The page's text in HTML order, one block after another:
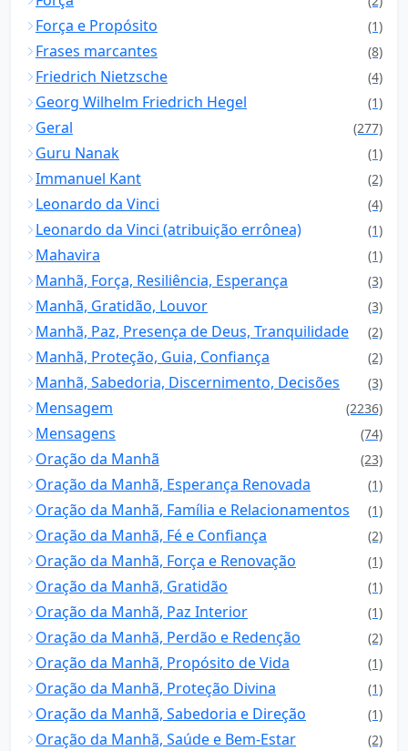
Força e Propósito (1)
Frases marcantes (8)
Friedrich Nietzsche (4)
Georg Wilhelm Friedrich Hegel (1)
Geral (277)
Guru Nanak (1)
Immanuel Kant (2)
Leonardo da Vinci (4)
Leonardo da Vinci (atribuição errônea) (1)
Mahavira (1)
Manhã, Força, Resiliência, Esperança (3)
Manhã, Gratidão, Louvor (3)
Manhã, Paz, Presença de Deus, Tranquilidade (2)
Manhã, Proteção, Guia, Confiança (2)
Manhã, Sabedoria, Discernimento, Decisões (3)
Mensagem (2236)
Mensagens (74)
Oração da Manhã (23)
Oração da Manhã, Esperança Renovada (1)
Oração da Manhã, Família e Relacionamentos (1)
Oração da Manhã, Fé e Confiança (2)
Oração da Manhã, Força e Renovação (1)
Oração da Manhã, Gratidão (1)
Oração da Manhã, Paz Interior (1)
Oração da Manhã, Perdão e Redenção (2)
Oração da Manhã, Propósito de Vida (1)
Oração da Manhã, Proteção Divina (1)
Oração da Manhã, Sabedoria e Direção (1)
Oração da Manhã, Saúde e Bem-Estar (2)